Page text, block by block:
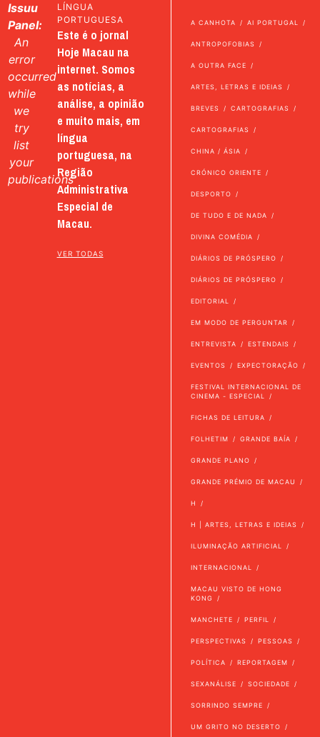
Issuu
Panel:
An
error
occurred
while
we
try
list
your
publications
LÍNGUA
PORTUGUESA
Este é o jornal
Hoje Macau na
internet. Somos
as notícias, a
análise, a opinião
e muito mais, em
língua
portuguesa, na
Região
Administrativa
Especial de
Macau.
VER TODAS
A CANHOTA AI PORTUGAL
ANTROPOFOBIAS
A OUTRA FACE
ARTES, LETRAS E IDEIAS
BREVES CARTOGRAFIAS
CARTOGRAFIAS
CHINA / ÁSIA
CRÓNICO ORIENTE
DESPORTO
DE TUDO E DE NADA
DIVINA COMÉDIA
DIÁRIOS DE PRÓSPERO
DIÁRIOS DE PRÓSPERO
EDITORIAL
EM MODO DE PERGUNTAR
ENTREVISTA ESTENDAIS
EVENTOS EXPECTORAÇÃO
FESTIVAL INTERNACIONAL DE
CINEMA - ESPECIAL
FICHAS DE LEITURA
FOLHETIM GRANDE BAÍA
GRANDE PLANO
GRANDE PRÉMIO DE MACAU
H
H | ARTES, LETRAS E IDEIAS
ILUMINAÇÃO ARTIFICIAL
INTERNACIONAL
MACAU VISTO DE HONG
KONG
MANCHETE PERFIL
PERSPECTIVAS PESSOAS
POLÍTICA REPORTAGEM
SEXANÁLISE SOCIEDADE
SORRINDO SEMPRE
UM GRITO NO DESERTO